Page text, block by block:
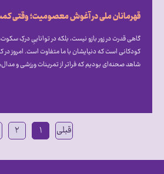
گاهی قدرت در زور بازو نیست، بلکه در تواناییِ درکِ
کودکانی است که دنیایشان با ما متفاوت است. امروز
شاهد صحنه‌ای بودیم که فراتر از تمرینات ورزشی و
قبلی ۱ ۲